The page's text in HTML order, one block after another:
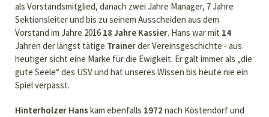
als Vorstandsmitglied, danach zwei Jahre Manager, 7 Jahre
Sektionsleiter und bis zu seinem Ausscheiden aus dem
Vorstand im Jahre 2016 18 Jahre Kassier. Hans war mit 14
Jahren der längst tätige Trainerder Vereinsgeschichte - aus
heutiger sicht eine Marke für die Ewigkeit. Er galt immer als „die
gute Seele“ des USV und hat unseres Wissen bis heute nie ein
Spiel verpasst.
Hinterholzer Hans kam ebenfalls 1972 nach Köstendorf und